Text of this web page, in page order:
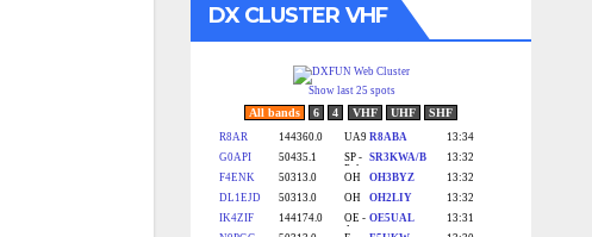
DX CLUSTER VHF